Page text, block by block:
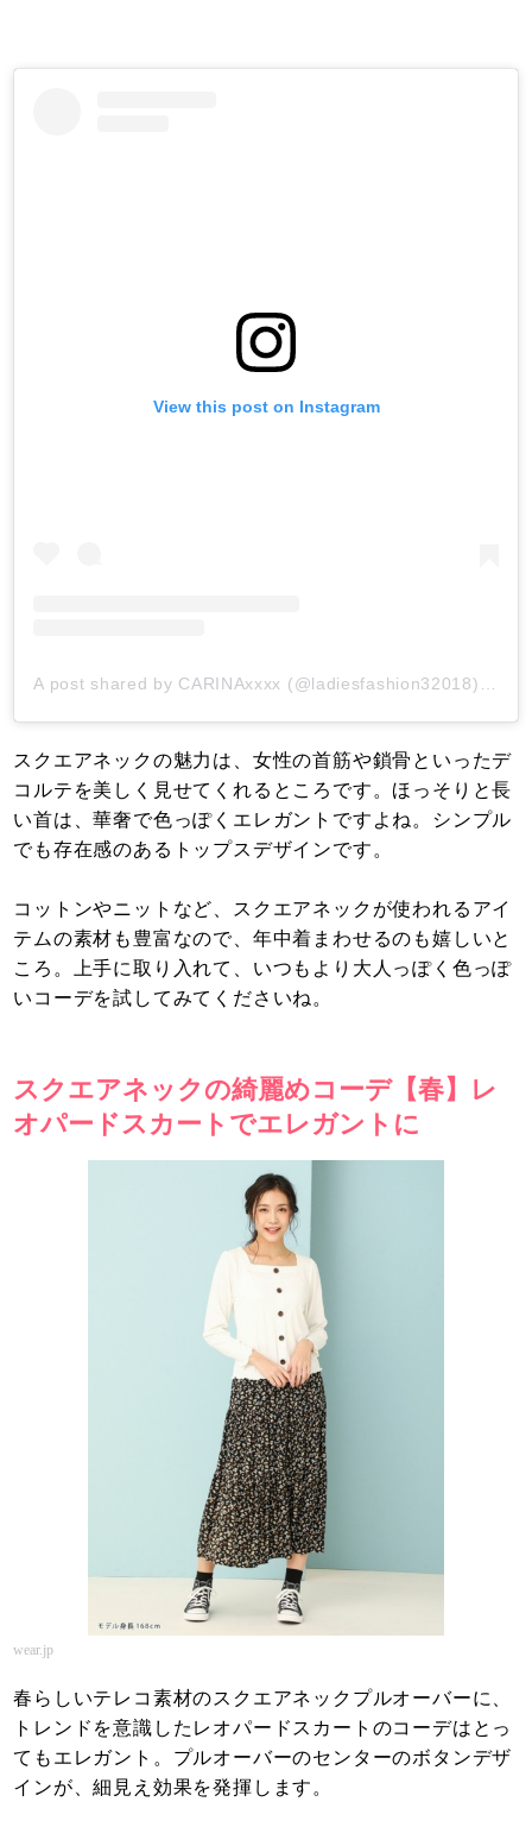
View this post on Instagram
スクエアネックの魅力は、女性の首筋や鎖骨といったデ
コルテを美しく見せてくれるところです。ほっそりと長
い首は、華奢で色っぽくエレガントですよね。シンプル
でも存在感のあるトップスデザインです。
コットンやニットなど、スクエアネックが使われるアイ
テムの素材も豊富なので、年中着まわせるのも嬉しいと
ころ。上手に取り入れて、いつもより大人っぽく色っぽ
いコーデを試してみてくださいね。
スクエアネックの綺麗めコーデ【春】レ
オパードスカートでエレガントに
wear.jp
春らしいテレコ素材のスクエアネックプルオーバーに、
トレンドを意識したレオパードスカートのコーデはとっ
てもエレガント。プルオーバーのセンターのボタンデザ
インが、細見え効果を発揮します。